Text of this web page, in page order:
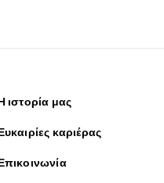
ιστορία μας
καριέρας